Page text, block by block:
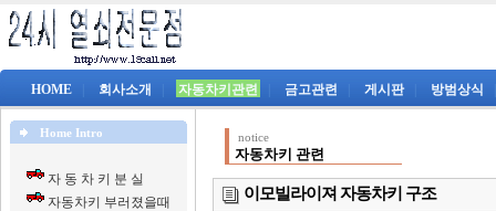
HOME 회사소개 자동차키관련 금고관련 게시판 방범상식
Home Intro
자 동 차 키 분 실
자동차키 부러졌을때
notice
자동차키 관련
이모빌라이져 자동차키 구조